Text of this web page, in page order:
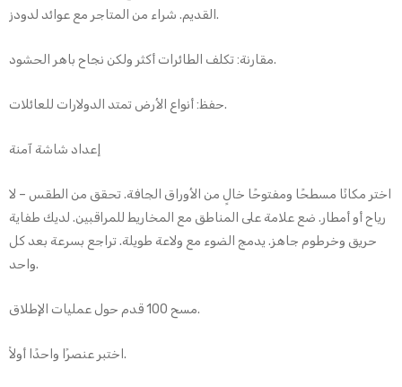
القديم. شراء من المتاجر مع عوائد لدودز.
مقارنة: تكلف الطائرات أكثر ولكن نجاح باهر الحشود.
حفظ: أنواع الأرض تمتد الدولارات للعائلات.
إعداد شاشة آمنة
اختر مكانًا مسطحًا ومفتوحًا خالٍ من الأوراق الجافة. تحقق من الطقس – لا
رياح أو أمطار. ضع علامة على المناطق مع المخاريط للمراقبين. لديك طفاية
حريق وخرطوم جاهز. يدمج الضوء مع ولاعة طويلة. تراجع بسرعة بعد كل
واحد.
مسح 100 قدم حول عمليات الإطلاق.
اختبر عنصرًا واحدًا أولاً.